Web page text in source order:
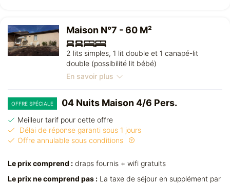
Maison N°7 - 60 M²
2 lits simples, 1 lit double et 1 canapé-lit
double (possibilité lit bébé)
En savoir plus
OFFRE SPÉCIALE 04 Nuits Maison 4/6 Pers.
Meilleur tarif pour cette offre
Délai de réponse garanti sous 1 jours
Offre annulable sous conditions
Le prix comprend : draps fournis + wifi gratuits
Le prix ne comprend pas : La taxe de séjour en supplément par